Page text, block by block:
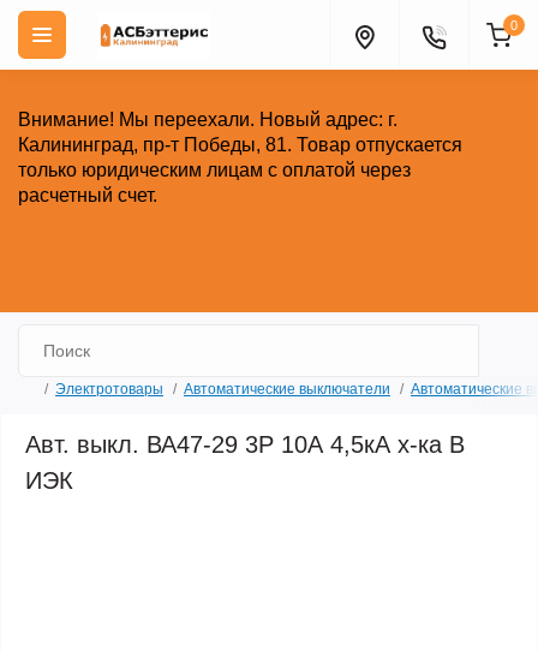
Внимание! Мы переехали. Новый адрес: г.
Калининград, пр-т Победы, 81. Товар отпускается
только юридическим лицам с оплатой через
расчетный счет.
0
Электротовары Автоматические выключатели Автоматические
Авт. выкл. ВА47-29 3Р 10А 4,5кА х-ка В
ИЭК